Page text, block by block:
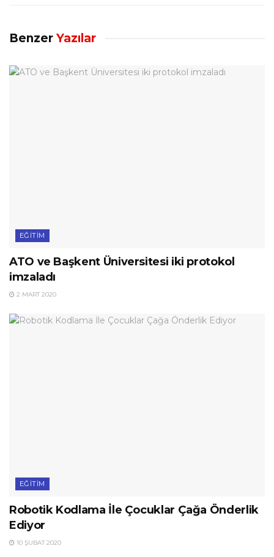
Benzer Yazılar
EĞITIM
ATO ve Başkent Üniversitesi iki protokol
imzaladı
2 MART 2020
EĞITIM
Robotik Kodlama İle Çocuklar Çağa Önderlik
Ediyor
10 ŞUBAT 2020